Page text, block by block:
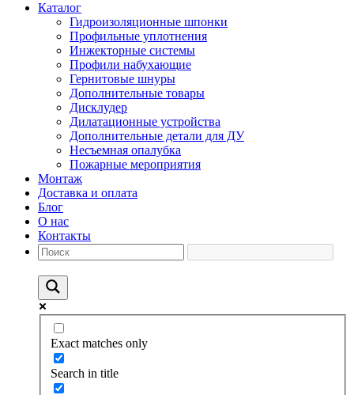
Каталог
Гидроизоляционные шпонки
Профильные уплотнения
Инжекторные системы
Профили набухающие
Гернитовые шнуры
Дополнительные товары
Дисклудер
Дилатационные устройства
Дополнительные детали для ДУ
Несъемная опалубка
Пожарные мероприятия
Монтаж
Доставка и оплата
Блог
О нас
Контакты
Exact matches only
Search in title